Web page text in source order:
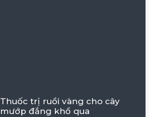
Thuốc trị ruồi vàng cho cây
mướp đắng khổ qua